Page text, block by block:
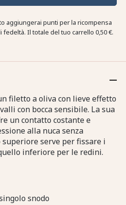
aggiungerai punti per la ricompensa
Il totale del tuo carrello 0,50 €.
filetto a oliva con lieve effetto
con bocca sensibile. La sua
un contatto costante e
alla nuca senza
superiore serve per fissare i
inferiore per le redini.
snodo